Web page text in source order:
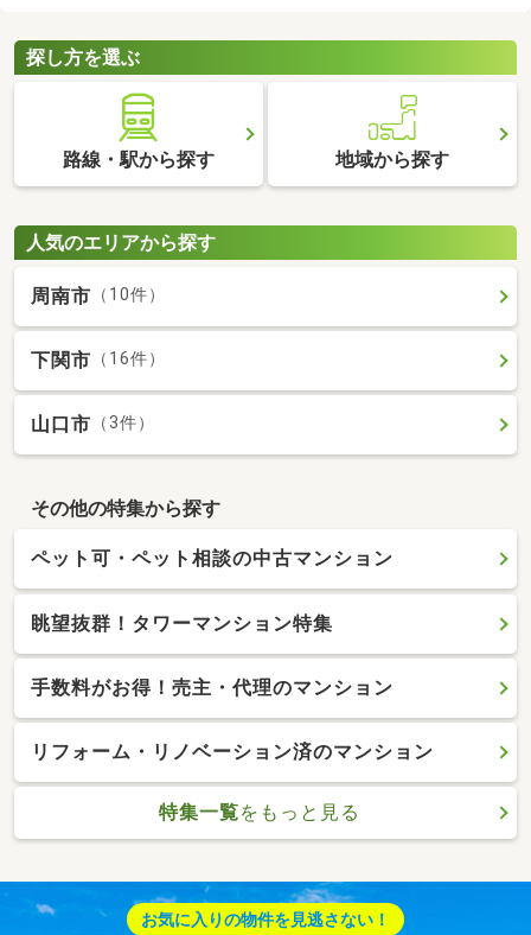
ご検討してみてくださいね。
探し方を選ぶ
路線・駅から探す 地域から探す
人気のエリアから探す
周南市 （10件）
下関市 （16件）
山口市 （3件）
その他の特集から探す
ペット可・ペット相談の中古マンション
眺望抜群！タワーマンション特集
手数料がお得！売主・代理のマンション
リフォーム・リノベーション済のマンション
特集一覧をもっと見る
お気に入りの物件を見逃さない！